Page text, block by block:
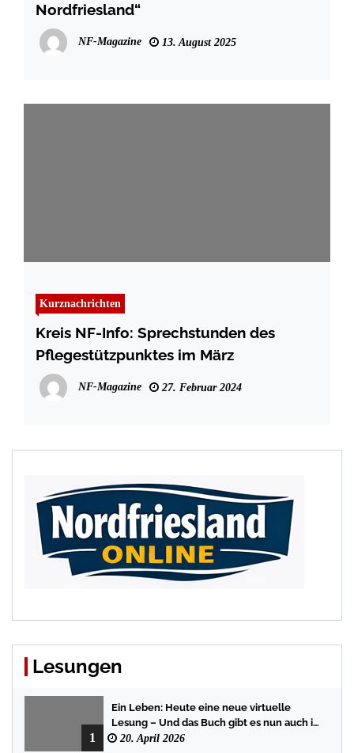
Nordfriesland“
NF-Magazine 13. August 2025
Kurznachrichten
Kreis NF-Info: Sprechstunden des
Pflegestützpunktes im März
NF-Magazine 27. Februar 2024
Lesungen
1
Ein Leben: Heute eine neue virtuelle
Lesung – Und das Buch gibt es nun auch in
der Bredstedter Stadtbuchhandlung
20. April 2026